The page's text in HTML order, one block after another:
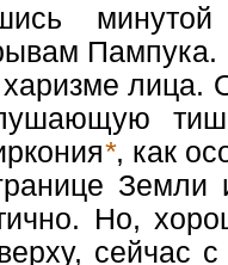
лица.
*, как
Земли
Но,
сейчас